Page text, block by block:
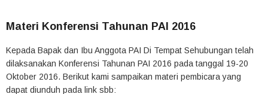
Materi Konferensi Tahunan PAI 2016
Kepada Bapak dan Ibu Anggota PAI Di Tempat Sehubungan telah
dilaksanakan Konferensi Tahunan PAI 2016 pada tanggal 19-20
Oktober 2016. Berikut kami sampaikan materi pembicara yang
dapat diunduh pada link sbb: